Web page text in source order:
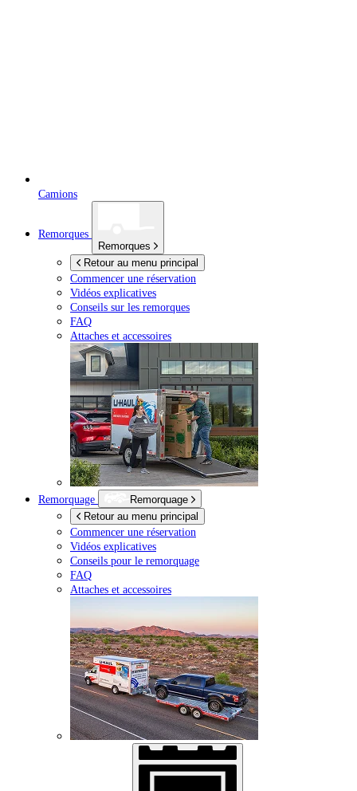
Camions
Remorques
Remorques
Retour au menu principal
Commencer une réservation
Vidéos explicatives
Conseils sur les remorques
FAQ
Attaches et accessoires
Remorquage
Remorquage
Retour au menu principal
Commencer une réservation
Vidéos explicatives
Conseils pour le remorquage
FAQ
Attaches et accessoires